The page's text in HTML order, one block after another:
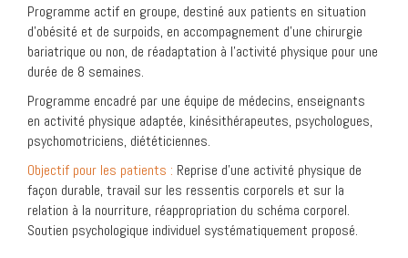
Programme actif en groupe, destiné aux patients en situation
d’obésité et de surpoids, en accompagnement d’une chirurgie
bariatrique ou non, de réadaptation à l’activité physique pour une
durée de 8 semaines.
Programme encadré par une équipe de médecins, enseignants
en activité physique adaptée, kinésithérapeutes, psychologues,
psychomotriciens, diététiciennes.
Objectif pour les patients : Reprise d’une activité physique de
façon durable, travail sur les ressentis corporels et sur la
relation à la nourriture, réappropriation du schéma corporel.
Soutien psychologique individuel systématiquement proposé.